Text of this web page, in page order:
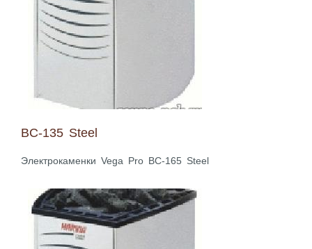
BC-135 Steel
Электрокаменки Vega Pro BC-165 Steel